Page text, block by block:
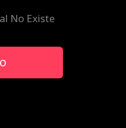
No Existe